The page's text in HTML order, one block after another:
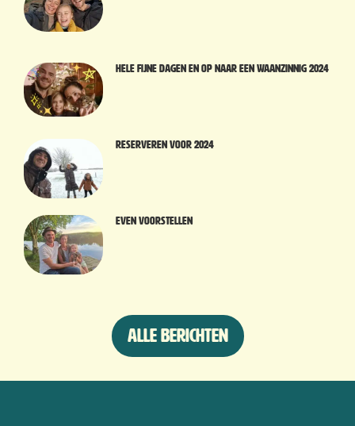
Hele fijne dagen en op naar een waanzinnig 2024
Reserveren voor 2024
Even voorstellen
Alle berichten